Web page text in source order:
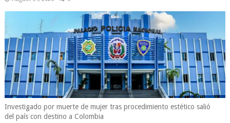
Investigado por muerte de mujer tras procedimiento estético salió
del país con destino a Colombia